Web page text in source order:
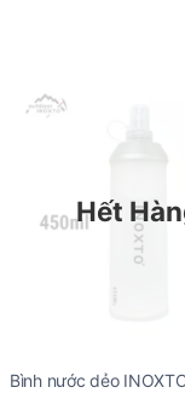
Hết
Bình nước dẻo